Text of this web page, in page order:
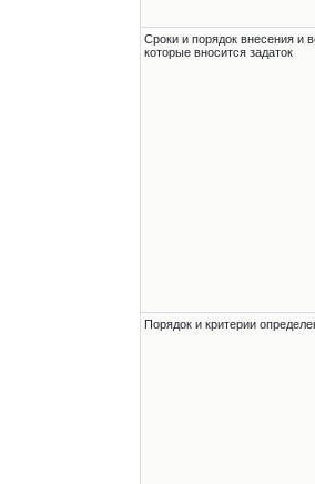
Сроки и порядок внесения и
которые вносится задаток
Порядок и критерии